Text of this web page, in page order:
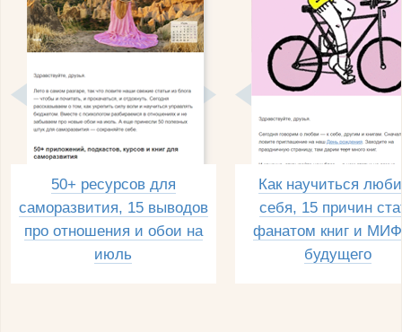
50+ ресурсов для
саморазвития, 15 выводов
про отношения и обои на
июль
Как научиться
себя, 15 причин
фанатом книг и
будущего